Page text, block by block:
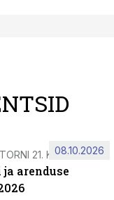
21. KORRUSEL
arenduse
08.10.2026